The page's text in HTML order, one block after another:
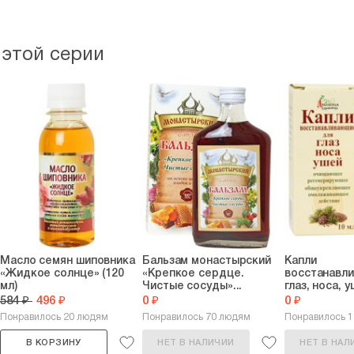
серии
Масло семян шиповника
«Жидкое солнце» (120
мл)
584 ₽ 496 ₽
Понравилось 20 людям
В КОРЗИНУ
Бальзам монастырский
«Крепкое сердце.
Чистые сосуды»...
0 ₽
Понравилось 70 людям
НЕТ В НАЛИЧИИ
Капли
глаз, носа,
0 ₽
Понравилось
НЕТ В